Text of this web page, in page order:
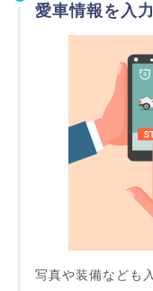
愛車情報を入力
写真や装備なども